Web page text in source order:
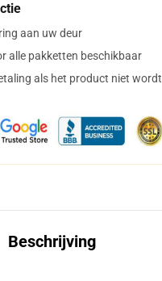
aan uw deur
alle pakketten beschikbaar
als het product niet wordt
Beschrijving